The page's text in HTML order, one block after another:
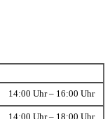
14:00 Uhr – 16:00 Uhr